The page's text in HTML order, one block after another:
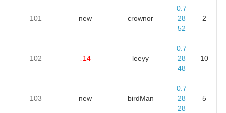
101 new crownor
0.7
28
52
2
102 ↓14 leeyy
0.7
28
48
10
103 new birdMan
0.7
28
28
5